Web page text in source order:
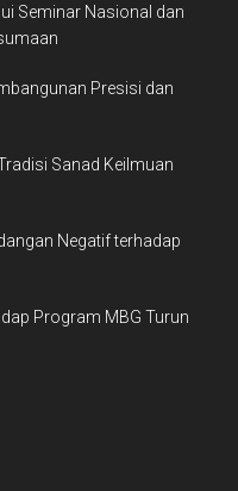
Seminar Nasional dan
Presisi dan
Sanad Keilmuan
Negatif terhadap
Program MBG Turun